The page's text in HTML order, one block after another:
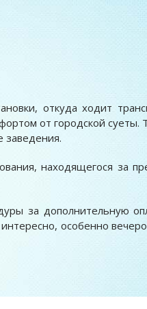
откуда ходит
от городской суеты.
заведения.
находящегося за
за дополнительную
особенно